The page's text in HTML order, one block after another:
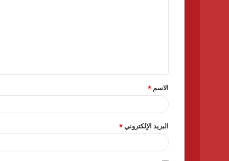
ق
*
الاسم *
البريد الإلكتروني*